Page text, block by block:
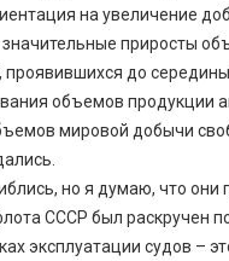
на увеличение
приросты
проявившихся до
объемов продукции
мировой добычи
но я думаю, что они
СССР был раскручен
эксплуатации судов –